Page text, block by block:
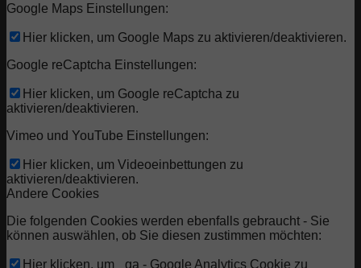
Google Maps Einstellungen:
Hier klicken, um Google Maps zu aktivieren/deaktivieren.
Google reCaptcha Einstellungen:
Hier klicken, um Google reCaptcha zu
aktivieren/deaktivieren.
Vimeo und YouTube Einstellungen:
Hier klicken, um Videoeinbettungen zu
aktivieren/deaktivieren.
Andere Cookies
Die folgenden Cookies werden ebenfalls gebraucht - Sie
können auswählen, ob Sie diesen zustimmen möchten:
Hier klicken, um _ga - Google Analytics Cookie zu